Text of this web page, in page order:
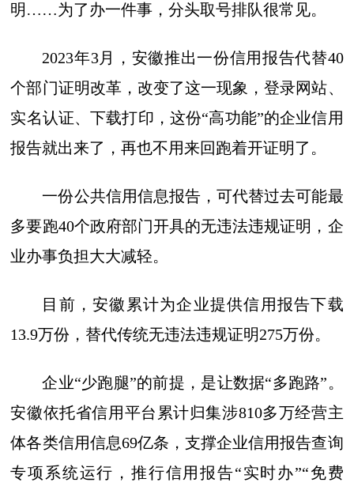
明……为了办一件事，分头取号排队很常见。
2023年3月，安徽推出一份信用报告代替40
个部门证明改革，改变了这一现象，登录网站、
实名认证、下载打印，这份“高功能”的企业信用
报告就出来了，再也不用来回跑着开证明了。
一份公共信用信息报告，可代替过去可能最
多要跑40个政府部门开具的无违法违规证明，企
业办事负担大大减轻。
目前，安徽累计为企业提供信用报告下载
13.9万份，替代传统无违法违规证明275万份。
企业“少跑腿”的前提，是让数据“多跑路”。
安徽依托省信用平台累计归集涉810多万经营主
体各类信用信息69亿条，支撑企业信用报告查询
专项系统运行，推行信用报告“实时办”“免费